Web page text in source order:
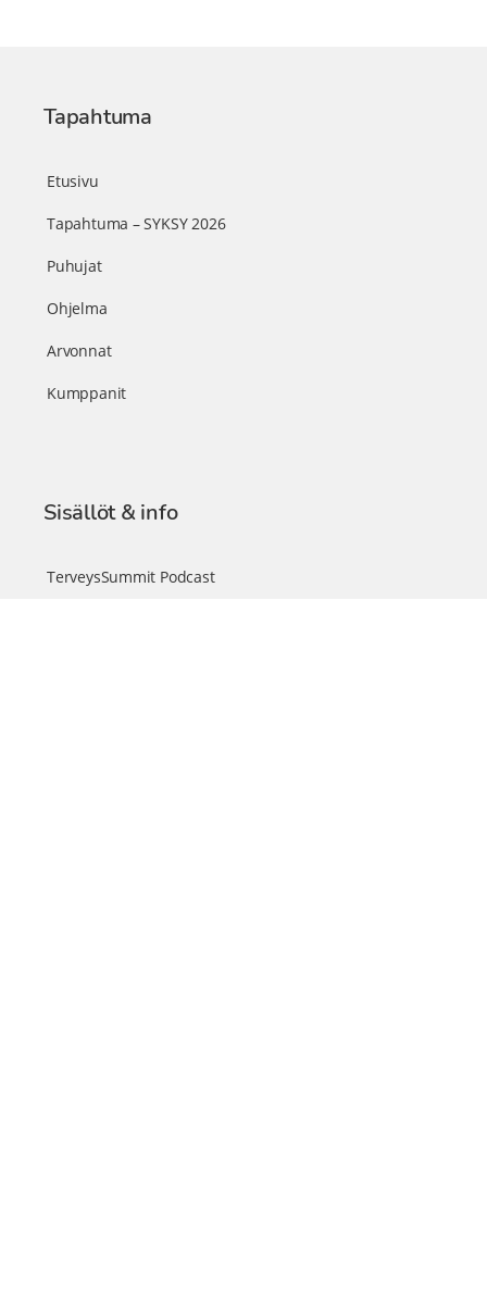
Tapahtuma
Etusivu
Tapahtuma – SYKSY 2026
Puhujat
Ohjelma
Arvonnat
Kumppanit
Sisällöt & info
TerveysSummit Podcast